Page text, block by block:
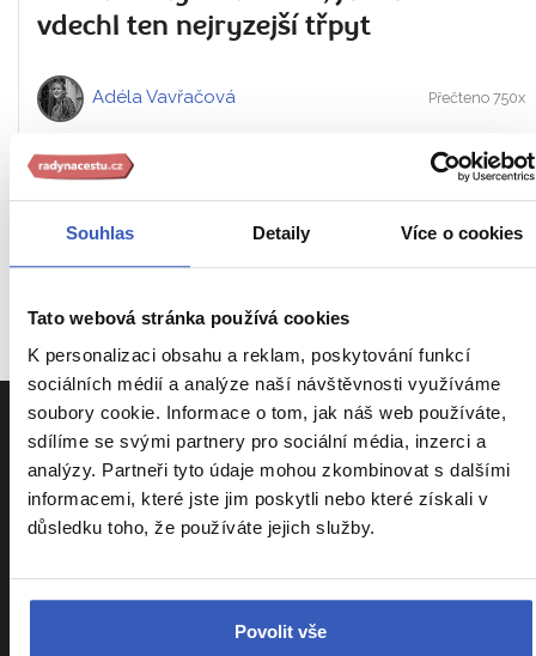
Souhlas Detaily Více o cookies
Tato webová stránka používá cookies
K personalizaci obsahu a reklam, poskytování funkcí
sociálních médií a analýze naší návštěvnosti využíváme
soubory cookie. Informace o tom, jak náš web používáte,
sdílíme se svými partnery pro sociální média, inzerci a
analýzy. Partneři tyto údaje mohou zkombinovat s dalšími
informacemi, které jste jim poskytli nebo které získali v
důsledku toho, že používáte jejich služby.
Povolit vše
vdechl ten nejryzejší třpyt
Adéla Vavřačová Přečteno 750x
INSPIRACE
JE DÍLEM PRŮVODCŮ A
ODBORNÍKŮ ZRADYNACESTU.CZ
Informace k zájezdům